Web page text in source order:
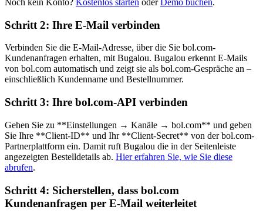
Noch kein Konto? Kostenlos starten oderDemo buchen.
Schritt 2: Ihre E-Mail verbinden
Verbinden Sie die E-Mail-Adresse, über die Sie bol.com-
Kundenanfragen erhalten, mit Bugalou. Bugalou erkennt E-Mails
von bol.com automatisch und zeigt sie als bol.com-Gespräche an –
einschließlich Kundenname und Bestellnummer.
Schritt 3: Ihre bol.com-API verbinden
Gehen Sie zu **Einstellungen → Kanäle → bol.com** und geben
Sie Ihre **Client-ID** und Ihr **Client-Secret** von der bol.com-
Partnerplattform ein. Damit ruft Bugalou die in der Seitenleiste
angezeigten Bestelldetails ab. Hier erfahren Sie, wie Sie diese
abrufen.
Schritt 4: Sicherstellen, dass bol.com
Kundenanfragen per E-Mail weiterleitet